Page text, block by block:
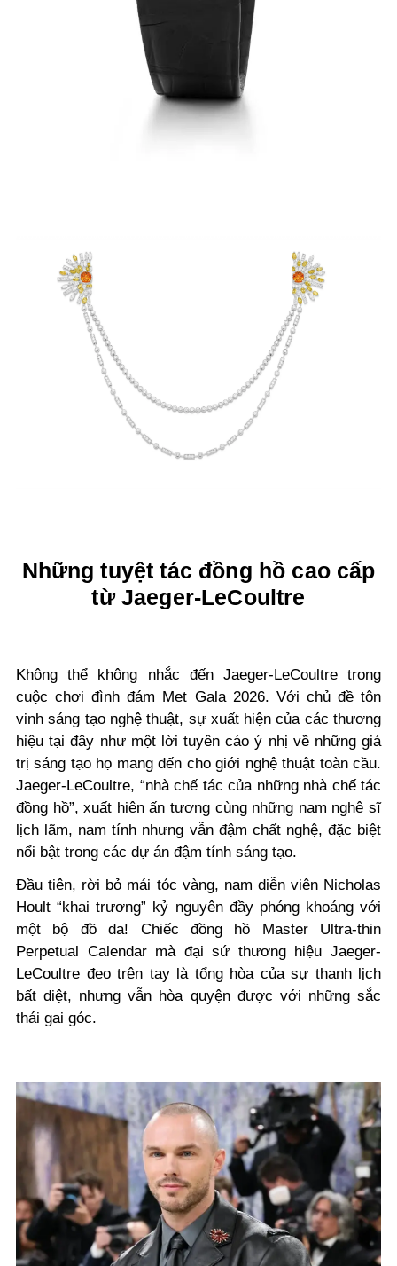
Những tuyệt tác đồng hồ cao cấp
từ Jaeger-LeCoultre
Không thể không nhắc đến Jaeger-LeCoultre trong
cuộc chơi đình đám Met Gala 2026. Với chủ đề tôn
vinh sáng tạo nghệ thuật, sự xuất hiện của các thương
hiệu tại đây như một lời tuyên cáo ý nhị về những giá
trị sáng tạo họ mang đến cho giới nghệ thuật toàn cầu.
Jaeger-LeCoultre, “nhà chế tác của những nhà chế tác
đồng hồ”, xuất hiện ấn tượng cùng những nam nghệ sĩ
lịch lãm, nam tính nhưng vẫn đậm chất nghệ, đặc biệt
nổi bật trong các dự án đậm tính sáng tạo.
Đầu tiên, rời bỏ mái tóc vàng, nam diễn viên Nicholas
Hoult “khai trương” kỷ nguyên đầy phóng khoáng với
một bộ đồ da! Chiếc đồng hồ Master Ultra-thin
Perpetual Calendar mà đại sứ thương hiệu Jaeger-
LeCoultre đeo trên tay là tổng hòa của sự thanh lịch
bất diệt, nhưng vẫn hòa quyện được với những sắc
thái gai góc.